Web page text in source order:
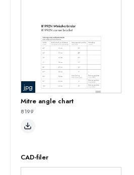
jpg
Mitre angle chart
8199
CAD-filer